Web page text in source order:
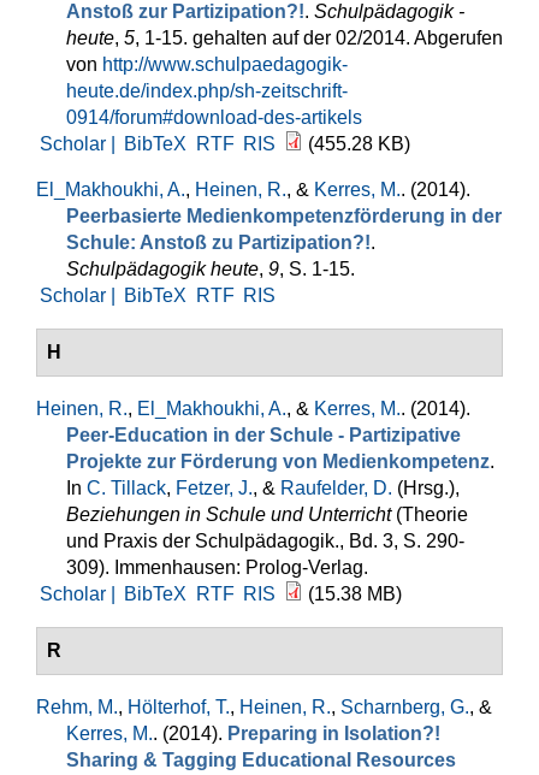
Anstoß zur Partizipation?!. Schulpädagogik -
heute, 5, 1-15. gehalten auf der 02/2014. Abgerufen
von http://www.schulpaedagogik-
heute.de/index.php/sh-zeitschrift-
0914/forum#download-des-artikels
Scholar |
BibTeX RTF RIS (455.28 KB)
El_Makhoukhi, A., Heinen, R., & Kerres, M.. (2014).
Peerbasierte Medienkompetenzförderung in der
Schule: Anstoß zu Partizipation?!.
Schulpädagogik heute, 9, S. 1-15.
Scholar |
BibTeX RTF RIS
H
Heinen, R., El_Makhoukhi, A., & Kerres, M.. (2014).
Peer-Education in der Schule - Partizipative
Projekte zur Förderung von Medienkompetenz.
In C. Tillack, Fetzer, J., & Raufelder, D. (Hrsg.),
Beziehungen in Schule und Unterricht(Theorie
und Praxis der Schulpädagogik., Bd. 3, S. 290-
309). Immenhausen: Prolog-Verlag.
Scholar |
BibTeX RTF RIS (15.38 MB)
R
Rehm, M., Hölterhof, T., Heinen, R., Scharnberg, G., &
Kerres, M.. (2014). Preparing in Isolation?!
Sharing & Tagging Educational Resources